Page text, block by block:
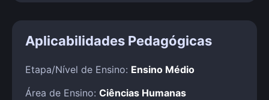
Aplicabilidades Pedagógicas
Etapa/Nível de Ensino: Ensino Médio
Área de Ensino: Ciências Humanas